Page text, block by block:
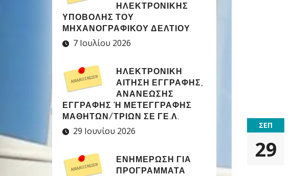
ΣΕΠ
29
ΗΛΕΚΤΡΟΝΙΚΉΣ
ΥΠΟΒΟΛΉΣ ΤΟΥ
ΜΗΧΑΝΟΓΡΑΦΙΚΟΎ ΔΕΛΤΊΟΥ
7 Ιουλίου 2026
ΗΛΕΚΤΡΟΝΙΚΉ
ΑΊΤΗΣΗ ΕΓΓΡΑΦΉΣ,
ΑΝΑΝΈΩΣΗΣ
ΕΓΓΡΑΦΉΣ Ή ΜΕΤΕΓΓΡΑΦΉΣ Μ
ΑΘΗΤΏΝ/ΤΡΙΏΝ ΣΕ ΓΕ.Λ.
29 Ιουνίου 2026
ΕΝΗΜΕΡΩΣΗ ΓΙΑ
ΠΡΟΓΡΑΜΜΑΤΑ